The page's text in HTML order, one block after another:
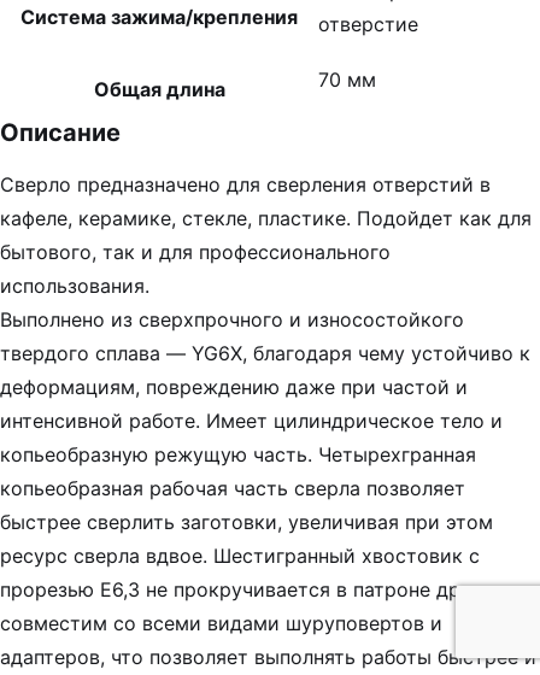
Система зажима/крепления
отверстие
Общая длина 70 мм
Описание
Сверло предназначено для сверления отверстий в
кафеле, керамике, стекле, пластике. Подойдет как для
бытового, так и для профессионального
использования.
Выполнено из сверхпрочного и износостойкого
твердого сплава — YG6X, благодаря чему устойчиво к
деформациям, повреждению даже при частой и
интенсивной работе. Имеет цилиндрическое тело и
копьеобразную режущую часть. Четырехгранная
копьеобразная рабочая часть сверла позволяет
быстрее сверлить заготовки, увеличивая при этом
ресурс сверла вдвое. Шестигранный хвостовик с
прорезью E6,3 не прокручивается в патроне дрели,
совместим со всеми видами шуруповертов и
адаптеров, что позволяет выполнять работы быстрее и